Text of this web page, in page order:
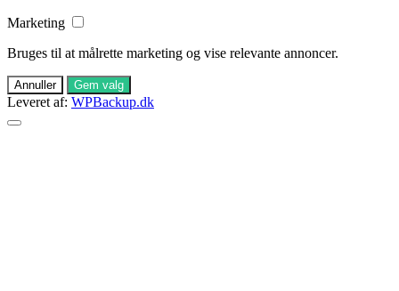
Marketing
Bruges til at målrette marketing og vise relevante annoncer.
Annuller Gem valg
Leveret af: WPBackup.dk